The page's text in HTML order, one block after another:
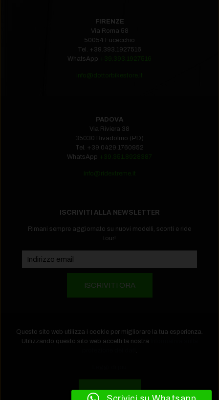
FIRENZE
Via Roma 58
50054 Fucecchio
Tel. +39.393.1927516‬
WhatsApp +39.393.1927516
info@dottorbikestore.it
PADOVA
Via Riviera 38
35030 Rivadolmo (PD)
Tel. +39.0429.1760952‬
WhatsApp +39.351.8928387
info@ridextreme.it
ISCRIVITI ALLA NEWSLETTER
Rimani sempre aggiornato su nuovi modelli, sconti e ride
tour!
Questo sito web utilizza i cookie per migliorare la tua esperienza.
Utilizzando questo sito web accetti la nostra
.
Accetta